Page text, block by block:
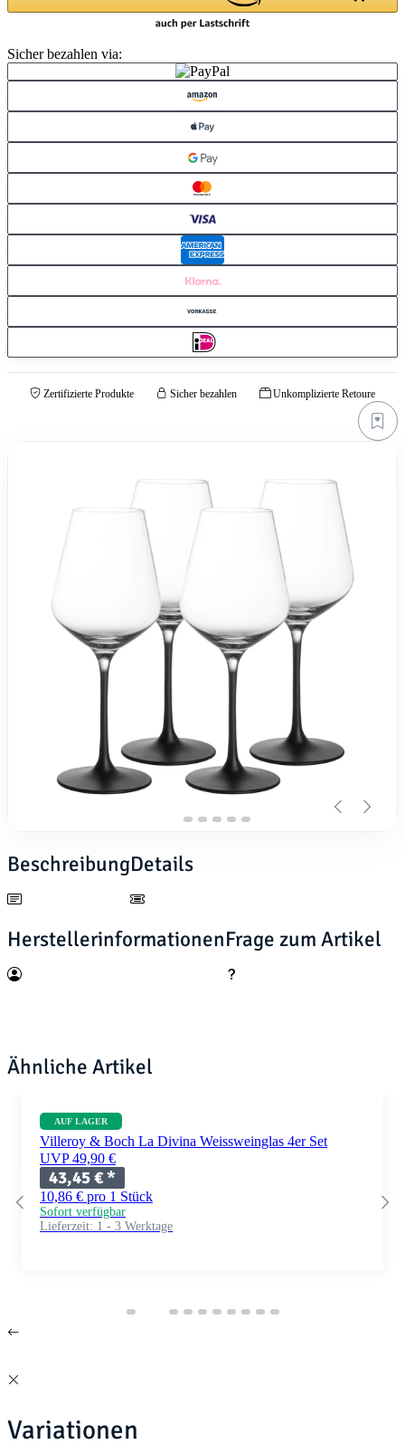
Sicher bezahlen via:
Zertifizierte Produkte Sicher bezahlen Unkomplizierte Retoure
BeschreibungDetails
HerstellerinformationenFrage zum Artikel
Ähnliche Artikel
AUF LAGER
Villeroy & Boch La Divina Weissweinglas 4er Set
UVP 49,90 €
43,45 €*
10,86 € pro 1 Stück
Sofort verfügbar
Lieferzeit: 1 - 3 Werktage
Variationen